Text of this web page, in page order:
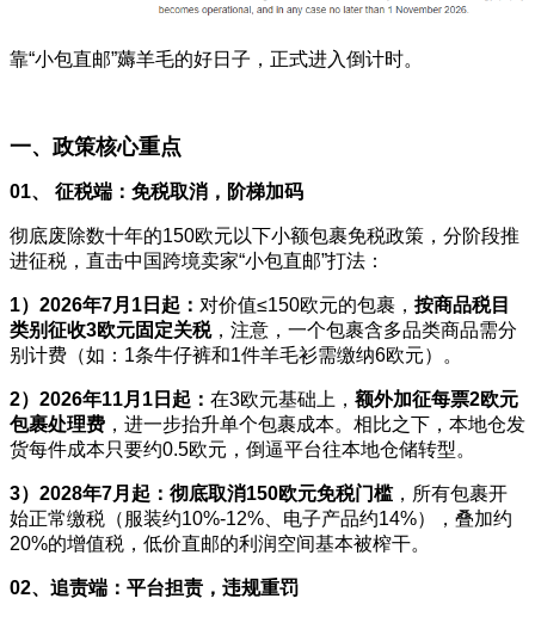
靠“小包直邮”薅羊毛的好日子，正式进入倒计时。
一、政策核心重点
01、 征税端：免税取消，阶梯加码
彻底废除数十年的150欧元以下小额包裹免税政策，分阶段推
进征税，直击中国跨境卖家“小包直邮”打法：
1）2026年7月1日起： 对价值≤150欧元的包裹， 按商品税目
类别征收3欧元固定关税，注意，一个包裹含多品类商品需分
别计费（如：1条牛仔裤和1件羊毛衫需缴纳6欧元）。
2）2026年11月1日起： 在3欧元基础上， 额外加征每票2欧元
包裹处理费 ，进一步抬升单个包裹成本。相比之下，本地仓发
货每件成本只要约0.5欧元，倒逼平台往本地仓储转型。
3）2028年7月起： 彻底取消150欧元免税门槛，所有包裹开
始正常缴税（服装约10%-12%、电子产品约14%），叠加约
20%的增值税，低价直邮的利润空间基本被榨干。
02、追责端：平台担责，违规重罚